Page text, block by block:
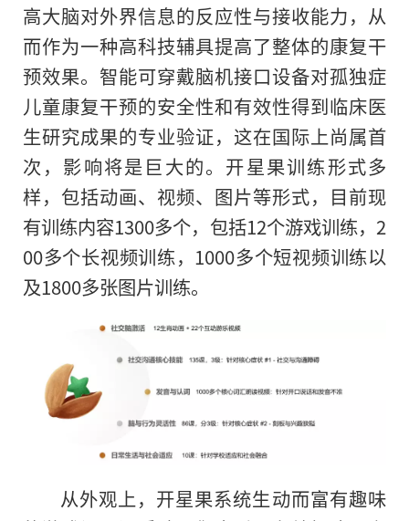
高大脑对外界信息的反应性与接收能力，从
而作为一种高科技辅具提高了整体的康复干
预效果。智能可穿戴脑机接口设备对孤独症
儿童康复干预的安全性和有效性得到临床医
生研究成果的专业验证，这在国际上尚属首
次，影响将是巨大的。开星果训练形式多
样，包括动画、视频、图片等形式，目前现
有训练内容1300多个，包括12个游戏训练，2
00多个长视频训练，1000多个短视频训练以
及1800多张图片训练。
从外观上，开星果系统生动而富有趣味